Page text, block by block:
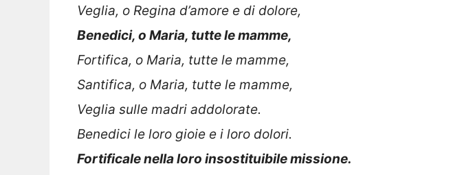
Veglia, o Regina d’amore e di dolore,
Benedici, o Maria, tutte le mamme,
Fortifica, o Maria, tutte le mamme,
Santifica, o Maria, tutte le mamme,
Veglia sulle madri addolorate.
Benedici le loro gioie e i loro dolori.
Fortificale nella loro insostituibile missione.